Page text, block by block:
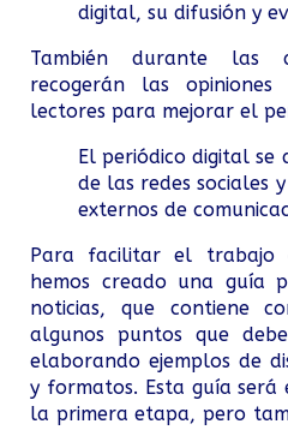
digital, su difusión y
También durante las
recogerán las
lectores para mejorar el
El periódico digital
de las redes sociales
externos de
Para facilitar el trabajo
hemos creado una guía
noticias, que contiene
algunos puntos que
elaborando ejemplos de
y formatos. Esta guía
la primera etapa, pero